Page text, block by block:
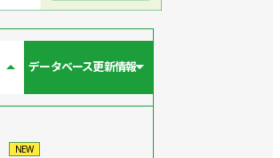
データベース更新情報
NEW